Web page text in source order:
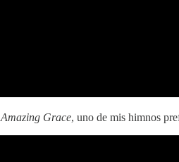
Amazing Grace, uno de mis himnos